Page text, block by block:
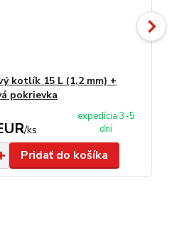
kotlík 15 L (1,2 mm) +
pokrievka
/ks
expedícia 3-5
dní
Pridať do košíka